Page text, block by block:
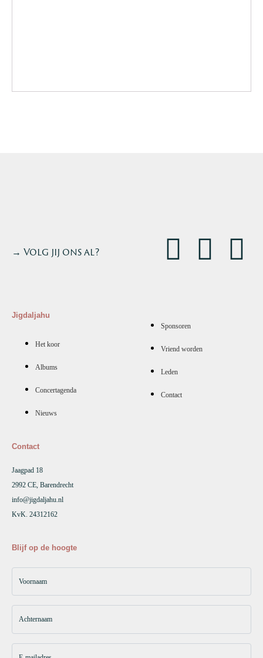
→ Volg jij ons al?
Jigdaljahu
Het koor
Albums
Concertagenda
Nieuws
Sponsoren
Vriend worden
Leden
Contact
Contact
Jaagpad 18
2992 CE, Barendrecht
info@jigdaljahu.nl
KvK. 24312162
Blijf op de hoogte